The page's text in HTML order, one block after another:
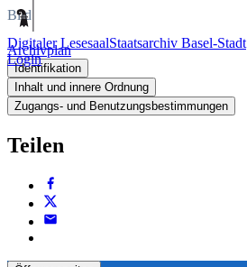
Digitaler LesesaalStaatsarchiv Basel-Stadt
Login
Bild
Archivplan
Identifikation
Inhalt und innere Ordnung
Zugangs- und Benutzungsbestimmungen
Teilen